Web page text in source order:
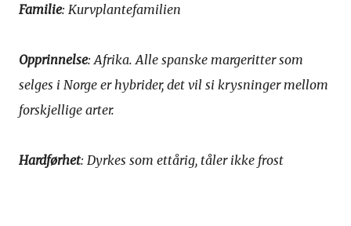
Familie: Kurvplantefamilien
Opprinnelse: Afrika. Alle spanske margeritter som
selges i Norge er hybrider, det vil si krysninger mellom
forskjellige arter.
Hardførhet: Dyrkes som ettårig, tåler ikke frost